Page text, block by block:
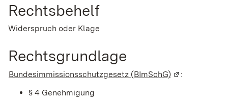
Rechtsbehelf
Widerspruch oder Klage
Rechtsgrundlage
Bundesimmissionsschutzgesetz (BImSchG) (Wird in
:
§ 4 Genehmigung